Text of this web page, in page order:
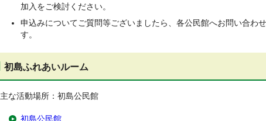
加入をご検討ください。
申込みについてご質問等ございましたら、各公民館へお問い合わ
す。
初島ふれあいルーム
主な活動場所：初島公民館
初島公民館